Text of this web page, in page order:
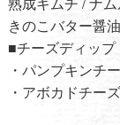
きのこバター醤
■チーズディップ
・パンプキンチ
・アボカドチー